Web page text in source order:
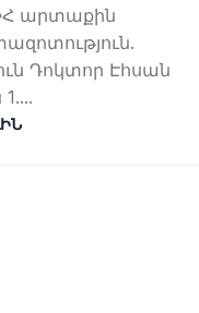
արտաքին
Դոկտոր Էհսան